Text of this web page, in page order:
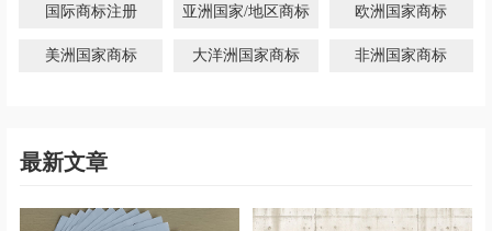
国际商标注册 亚洲国家/地区商标 欧洲国家商标
美洲国家商标 大洋洲国家商标 非洲国家商标
最新文章